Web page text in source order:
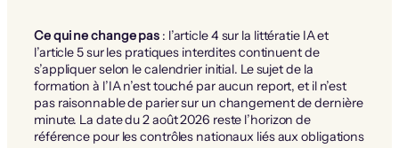
Ce qui ne change pas : l’article 4 sur la littératie IA et
l’article 5 sur les pratiques interdites continuent de
s’appliquer selon le calendrier initial. Le sujet de la
formation à l’IA n’est touché par aucun report, et il n’est
pas raisonnable de parier sur un changement de dernière
minute. La date du 2 août 2026 reste l’horizon de
référence pour les contrôles nationaux liés aux obligations